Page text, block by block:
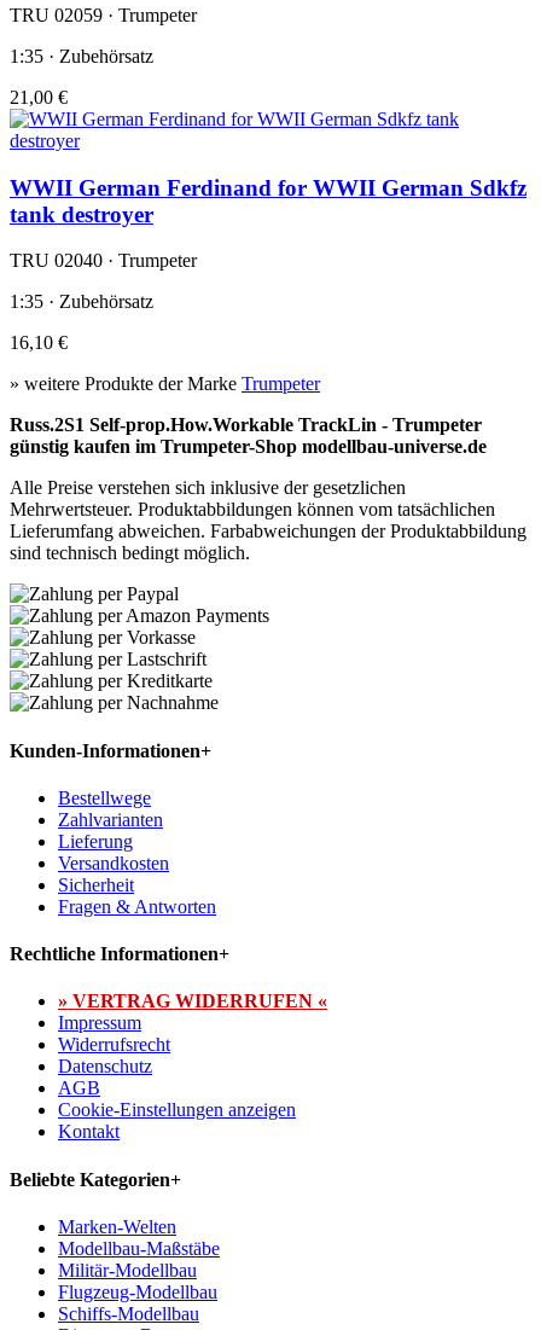
TRU 02059 · Trumpeter
1:35 · Zubehörsatz
21,00 €
WWII German Ferdinand for WWII German Sdkfz
tank destroyer
TRU 02040 · Trumpeter
1:35 · Zubehörsatz
16,10 €
» weitere Produkte der Marke Trumpeter
Russ.2S1 Self-prop.How.Workable TrackLin - Trumpeter
günstig kaufen im Trumpeter-Shop modellbau-universe.de
Alle Preise verstehen sich inklusive der gesetzlichen
Mehrwertsteuer. Produktabbildungen können vom tatsächlichen
Lieferumfang abweichen. Farbabweichungen der Produktabbildung
sind technisch bedingt möglich.
Kunden-Informationen+
Bestellwege
Zahlvarianten
Lieferung
Versandkosten
Sicherheit
Fragen & Antworten
Rechtliche Informationen+
» VERTRAG WIDERRUFEN «
Impressum
Widerrufsrecht
Datenschutz
AGB
Cookie-Einstellungen anzeigen
Kontakt
Beliebte Kategorien+
Marken-Welten
Modellbau-Maßstäbe
Militär-Modellbau
Flugzeug-Modellbau
Schiffs-Modellbau